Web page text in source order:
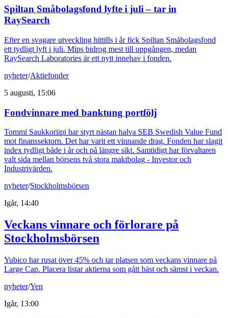
Spiltan Småbolagsfond lyfte i juli – tar in
RaySearch
Efter en svagare utveckling hittills i år fick Spiltan Småbolagsfond
ett tydligt lyft i juli. Mips bidrog mest till uppgången, medan
RaySearch Laboratories är ett nytt innehav i fonden.
nyheter/Aktiefonder
5 augusti, 15:06
Fondvinnare med banktung portfölj
Tommi Saukkoriipi har styrt nästan halva SEB Swedish Value Fund
mot finanssektorn. Det har varit ett vinnande drag. Fonden har slagit
index tydligt både i år och på längre sikt. Samtidigt har förvaltaren
valt sida mellan börsens två stora maktbolag - Investor och
Industrivärden.
nyheter/Stockholmsbörsen
Igår, 14:40
Veckans vinnare och förlorare på
Stockholmsbörsen
Yubico har rusat över 45% och tar platsen som veckans vinnare på
Large Cap. Placera listar aktierna som gått bäst och sämst i veckan.
nyheter/Yen
Igår, 13:00